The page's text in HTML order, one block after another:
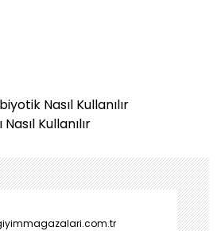
Nasıl Kullanılır
Kullanılır